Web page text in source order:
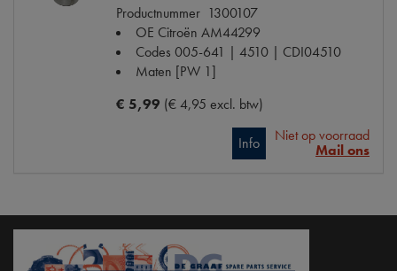
Productnummer 1300107
OE Citroën AM44299
Codes 005-641 | 4510 | CDI04510
Maten [PW 1]
€ 5,99 (€ 4,95 excl. btw)
Info
Niet op voorraad
Mail ons